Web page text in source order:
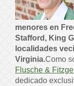
menores en
Stafford, King
localidades
Virginia.Como
Flusche &
dedicado